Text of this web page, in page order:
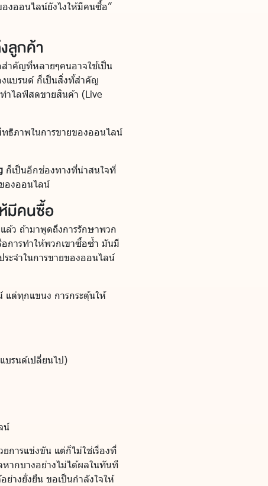
องออนไลน์ยังไงให้มีคนซื้อ”
ลูกค้า
สำคัญที่หลายๆคนอาจใช้เป็น
แบรนด์ ก็เป็นสิ่งทั้สำคัญ
ำไลฟ์สดขายสินค้า (Live
ธิภาพในการขายของออนไลน์
ก็เป็นอีกช่องทางที่น่าสนใจที่
องออนไลน์
ห้มีคนซื้อ
ล้ว ถ้ามาพูดถึงการรักษาพวก
อการทำให้พวกเขาซื้อซ้ำ มันมี
ะจำในการขายของออนไลน์
แต่ทุกแขนง การกระตุ้นให้
บรนด์เปลี่ยนไป)
น์
การแข่งขัน แต่ก็ไม่ใช่เรื่องที่
หากบางอย่างไม่ได้ผลในทันที
างยั่งยืน ขอเป็นกำลังใจให้